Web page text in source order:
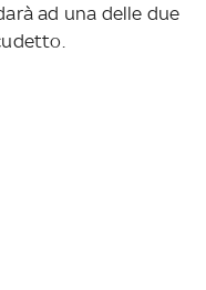
ad una delle due